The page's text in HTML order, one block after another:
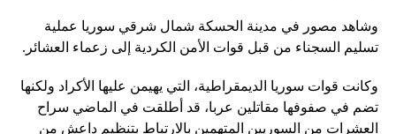
وشاهد مصور في مدينة الحسكة شمال شرقي سوريا عملية
تسليم السجناء من قبل قوات الأمن الكردية إلى زعماء العشائر.
وكانت قوات سوريا الديمقراطية، التي يهيمن عليها الأكراد ولكنها
تضم ​​في صفوفها مقاتلين عربا، قد أطلقت في الماضي سراح
العشرات من السوريين المتهمين بالارتباط بتنظيم داعش من